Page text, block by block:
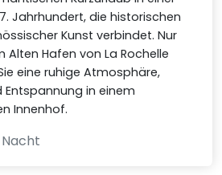
Jahrhundert, die historischen
Kunst verbindet. Nur
Alten Hafen von La Rochelle
eine ruhige Atmosphäre,
Entspannung in einem
Innenhof.